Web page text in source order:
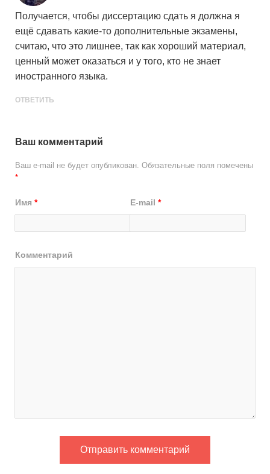
Получается, чтобы диссертацию сдать я должна я
ещё сдавать какие-то дополнительные экзамены,
считаю, что это лишнее, так как хороший материал,
ценный может оказаться и у того, кто не знает
иностранного языка.
ОТВЕТИТЬ
Ваш комментарий
Ваш e-mail не будет опубликован. Обязательные поля помечены
*
Имя * E-mail*
Комментарий